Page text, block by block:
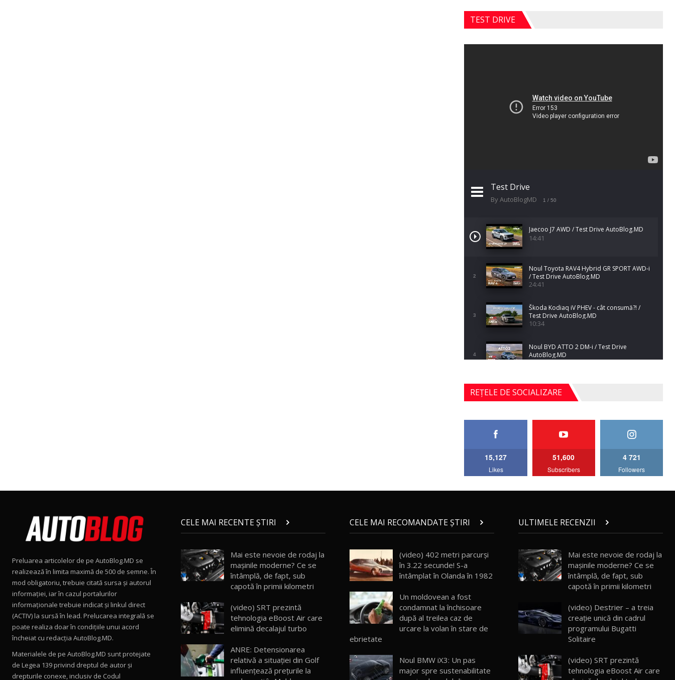
TEST DRIVE
Test Drive
By AutoBlogMD 1 / 50
Jaecoo J7 AWD / Test Drive AutoBlog.MD
14:41
2
Noul Toyota RAV4 Hybrid GR SPORT AWD-i
/ Test Drive AutoBlog.MD
24:41
3
Škoda Kodiaq iV PHEV - cât consumă?! /
Test Drive AutoBlog.MD
10:34
4
Noul BYD ATTO 2 DM-i / Test Drive
AutoBlog.MD
5
Noul Mercedes-Benz S-Class facelift (S 580
4MATIC V223) / Test Drive AutoBlog.MD
27:33
AutoBlog.MD
15:08
15:22
Mercedes-AMG E 53 HYBRID 4MATIC+ /
Test Drive AutoBlog.MD
11
Noul Volvo ES90 / Test Drive AutoBlog.MD
27:58
12
Noul MG HS / Test Drive AutoBlog.MD
16:48
REȚELE DE SOCIALIZARE
15,127
Likes
51,600
Subscribers
4 721
Followers
Preluarea articolelor de pe AutoBlog.MD se
realizează în limita maximă de 500 de semne. În
mod obligatoriu, trebuie citată sursa și autorul
informației, iar în cazul portalurilor
informaționale trebuie indicat și linkul direct
(ACTIV) la sursă în lead. Prelucarea integrală se
poate realiza doar în condițiile unui acord
încheiat cu redacţia AutoBlog.MD.
Materialele de pe AutoBlog.MD sunt protejate
de Legea 139 privind dreptul de autor și
drepturile conexe, inclusiv de Codul
CELE MAI RECENTE ȘTIRI
Mai este nevoie de rodaj la
mașinile moderne? Ce se
întâmplă, de fapt, sub
capotă în primii kilometri
(video) SRT prezintă
tehnologia eBoost Air care
elimină decalajul turbo
ANRE: Detensionarea
relativă a situației din Golf
influențează prețurile la
CELE MAI RECOMANDATE ȘTIRI
(video) 402 metri parcurși
în 3.22 secunde! S-a
întâmplat în Olanda în 1982
Un moldovean a fost
condamnat la închisoare
după al treilea caz de
urcare la volan în stare de
ebrietate
Noul BMW iX3: Un pas
major spre sustenabilitate
ULTIMELE RECENZII
Mai este nevoie de rodaj la
mașinile moderne? Ce se
întâmplă, de fapt, sub
capotă în primii kilometri
(video) Destrier – a treia
creație unică din cadrul
programului Bugatti
Solitaire
(video) SRT prezintă
tehnologia eBoost Air care